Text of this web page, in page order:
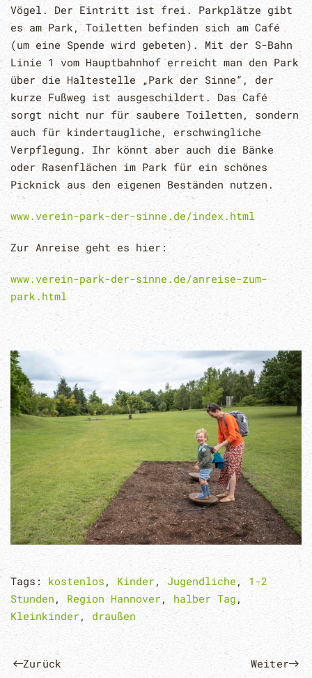
Vögel. Der Eintritt ist frei. Parkplätze gibt
es am Park, Toiletten befinden sich am Café
(um eine Spende wird gebeten). Mit der S-Bahn
Linie 1 vom Hauptbahnhof erreicht man den Park
über die Haltestelle „Park der Sinne“, der
kurze Fußweg ist ausgeschildert. Das Café
sorgt nicht nur für saubere Toiletten, sondern
auch für kindertaugliche, erschwingliche
Verpflegung. Ihr könnt aber auch die Bänke
oder Rasenflächen im Park für ein schönes
Picknick aus den eigenen Beständen nutzen.
www.verein-park-der-sinne.de/index.html
Zur Anreise geht es hier:
www.verein-park-der-sinne.de/anreise-zum-
park.html
Tags: kostenlos , Kinder , Jugendliche , 1-2
Stunden ,Region Hannover ,halber Tag ,
Kleinkinder , draußen
Zurück Weiter